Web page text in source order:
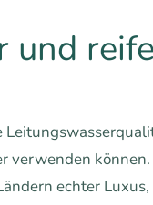
und
verwenden
echter